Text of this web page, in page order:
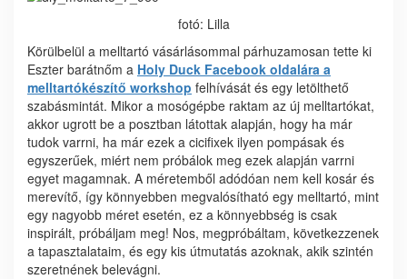
fotó: Lilla
Körülbelül a melltartó vásárlásommal párhuzamosan tette ki
Eszter barátnőm a Holy Duck Facebook oldalára a
melltartókészítő workshop felhívását és egy letölthető
szabásmintát. Mikor a mosógépbe raktam az új melltartókat,
akkor ugrott be a posztban látottak alapján, hogy ha már
tudok varrni, ha már ezek a cicifixek ilyen pompásak és
egyszerűek, miért nem próbálok meg ezek alapján varrni
egyet magamnak. A méretemből adódóan nem kell kosár és
merevítő, így könnyebben megvalósítható egy melltartó, mint
egy nagyobb méret esetén, ez a könnyebbség is csak
inspirált, próbáljam meg! Nos, megpróbáltam, következzenek
a tapasztalataim, és egy kis útmutatás azoknak, akik szintén
szeretnének belevágni.